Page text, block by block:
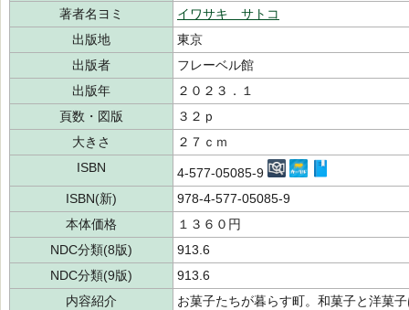
著者名ヨミ
イワサキ サトコ
出版地
東京
出版者
フレーベル館
出版年
２０２３．１
頁数・図版
３２ｐ
大きさ
２７ｃｍ
ISBN
4-577-05085-9
ISBN(新)
978-4-577-05085-9
本体価格
１３６０円
NDC分類(8版)
913.6
NDC分類(9版)
913.6
内容紹介
お菓子たちが暮らす町。和菓子と洋菓